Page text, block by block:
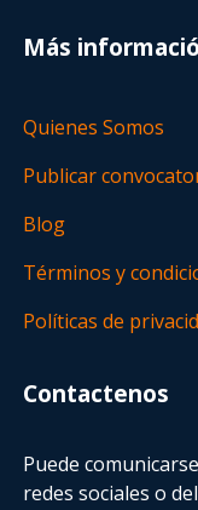
Más
Quienes Somos
Publicar
Blog
Términos y
Políticas de
Contactenos
Puede
redes sociales o